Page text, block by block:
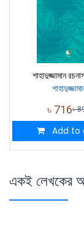
শাহাদুজ্জামান
৳ 716৳
Add to
একই লেখকের